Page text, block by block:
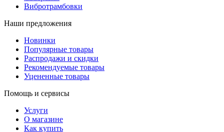
Вибротрамбовки
Наши предложения
Новинки
Популярные товары
Распродажи и скидки
Рекомендуемые товары
Уцененные товары
Помощь и сервисы
Услуги
О магазине
Как купить